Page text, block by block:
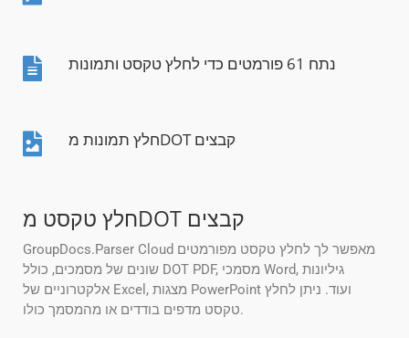
נתח 61 פורמטים כדי לחלץ טקסט ותמונות
חלץ תמונות מDOT קבצים
חלץ טקסט מDOT קבצים
GroupDocs.Parser Cloud מאפשר לך לחלץ טקסט מפורמטים
שונים של מסמכים, כולל DOT PDF, מסמכי Word, גיליונות
אלקטרוניים של Excel, מצגות PowerPoint ועוד. ניתן לחלץ
טקסט מדפים בודדים או מהמסמך כולו.